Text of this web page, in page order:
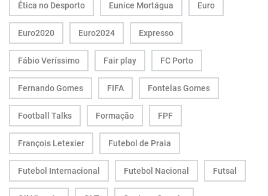
Ética no Desporto Eunice Mortágua Euro
Euro2020 Euro2024 Expresso
Fábio Veríssimo Fair play FC Porto
Fernando Gomes FIFA Fontelas Gomes
Football Talks Formação FPF
François Letexier Futebol de Praia
Futebol Internacional Futebol Nacional Futsal